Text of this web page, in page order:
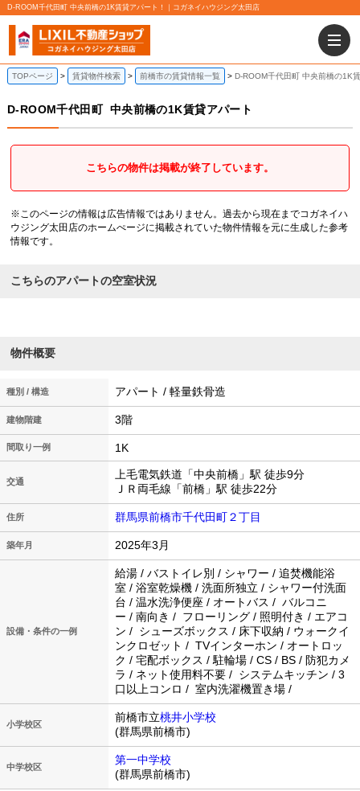
D-ROOM千代田町 中央前橋の1K賃貸アパート！｜コガネイハウジング太田店
TOPページ 賃貸物件検索 前橋市の賃貸情報一覧 D-ROOM千代田町 中央前橋の1K
D-ROOM千代田町 中央前橋の1K賃貸アパート
こちらの物件は掲載が終了しています。
※このページの情報は広告情報ではありません。過去から現在までコガネイハ
ウジング太田店のホームぺージに掲載されていた物件情報を元に生成した参考
情報です。
こちらのアパートの空室状況
物件概要
種別 / 構造 アパート / 軽量鉄骨造
建物階建 3階
間取り一例 1K
交通
上毛電気鉄道「中央前橋」駅 徒歩9分
ＪＲ両毛線「前橋」駅 徒歩22分
住所 群馬県前橋市千代田町２丁目
築年月 2025年3月
設備・条件の一例
給湯 / バストイレ別 / シャワー / 追焚機能浴
室 / 浴室乾燥機 / 洗面所独立 / シャワー付洗面
台 / 温水洗浄便座 / オートバス / バルコニ
ー / 南向き / フローリング / 照明付き / エアコ
ン / シューズボックス / 床下収納 / ウォークイ
ンクロゼット / TVインターホン / オートロッ
ク / 宅配ボックス / 駐輪場 / CS / BS / 防犯カメ
ラ / ネット使用料不要 / システムキッチン / 3
口以上コンロ / 室内洗濯機置き場 /
小学校区
前橋市立桃井小学校
(群馬県前橋市)
中学校区
第一中学校
(群馬県前橋市)